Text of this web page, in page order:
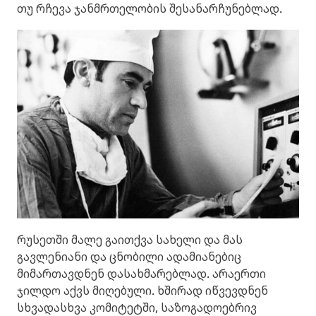
თუ რჩევა ჯანმრთელობის შესანარჩუნებლად.
რუსეთში მალე გაითქვა სახელი და მას
გავლენიანი და ცნობილი ადამიანებიც
მიმართავდნენ დასახმარებლად. არაერთი
ჯილდო აქვს მიღებული. ხშირად იწვევდნენ
სხვადასხვა კომიტეტში, საზოგადოებრივ